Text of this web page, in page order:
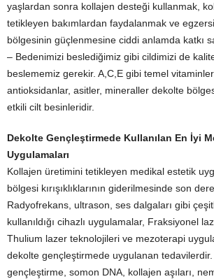
yaşlardan sonra kollajen desteği kullanmak,
tetikleyen bakımlardan faydalanmak ve
bölgesinin güçlenmesine ciddi anlamda katkı
– Bedenimizi beslediğimiz gibi cildimizi de
beslememiz gerekir. A,C,E gibi temel
antioksidanlar, asitler, mineraller dekolte
etkili cilt besinleridir.
Dekolte Gençleştirmede Kullanılan En İyi
Uygulamaları
Kollajen üretimini tetikleyen medikal estetik
bölgesi kırışıklıklarının giderilmesinde son
Radyofrekans, ultrason, ses dalgaları gibi
kullanıldığı cihazlı uygulamalar, Fraksiyonel
Thulium lazer teknolojileri ve mezoterapi
dekolte gençleştirmede uygulanan tedavilerdir.
gençleştirme, somon DNA, kollajen aşıları,